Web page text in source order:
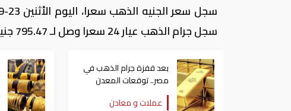
سجل جرام الذهب عيار 24 سعرا وصل لـ 795.47 جنيها.
بعد قفزة جرام الذهب في
مصر.. توقعات المعدن
الأصفر للفترة المقبلة
عملات و معادن